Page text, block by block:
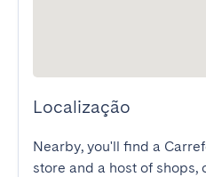
Localização
Nearby, you'll find a
store and a host of shops,